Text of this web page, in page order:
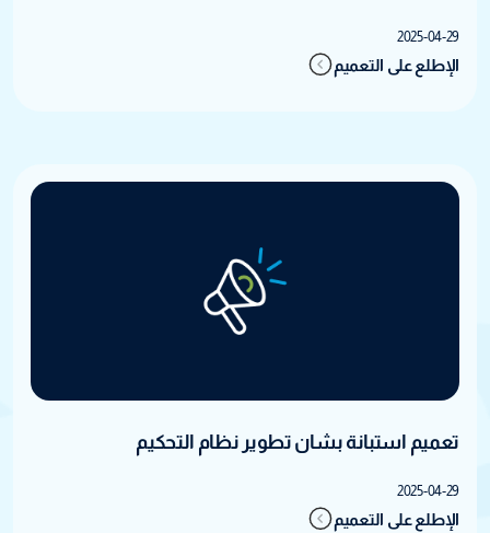
2025-04-29
الإطلع على التعميم
تعميم استبانة بشان تطوير نظام التحكيم
2025-04-29
الإطلع على التعميم